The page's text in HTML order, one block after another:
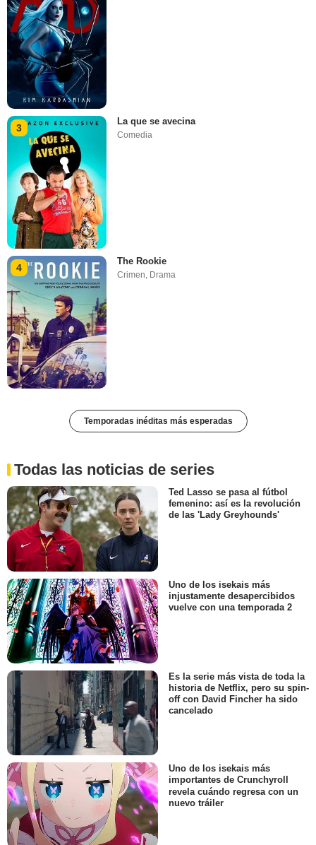
3
La que se avecina
Comedia
4
The Rookie
Crimen, Drama
Temporadas inéditas más esperadas
Todas las noticias de series
Ted Lasso se pasa al fútbol
femenino: así es la revolución
de las 'Lady Greyhounds'
Uno de los isekais más
injustamente desapercibidos
vuelve con una temporada 2
Es la serie más vista de toda la
historia de Netflix, pero su spin-
off con David Fincher ha sido
cancelado
Uno de los isekais más
importantes de Crunchyroll
revela cuándo regresa con un
nuevo tráiler